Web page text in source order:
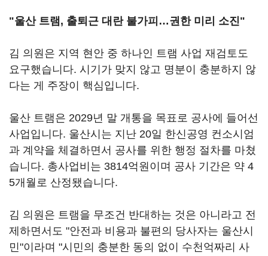
"울산 트램, 출퇴근 대란 불가피…권한 미리 소진"
김 의원은 지역 현안 중 하나인 트램 사업 재검토도
요구했습니다. 시기가 맞지 않고 명분이 충분하지 않
다는 게 주장이 핵심입니다.
울산 트램은 2029년 말 개통을 목표로 공사에 들어선
사업입니다. 울산시는 지난 20일 한신공영 컨소시엄
과 계약을 체결하면서 공사를 위한 행정 절차를 마쳤
습니다. 총사업비는 3814억원이며 공사 기간은 약 4
5개월로 산정됐습니다.
김 의원은 트램을 무조건 반대하는 것은 아니라고 전
제하면서도 "안전과 비용과 불편의 당사자는 울산시
민"이라며 "시민의 충분한 동의 없이 수천억짜리 사